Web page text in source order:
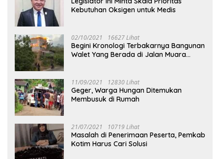
Kebutuhan Oksigen untuk Medis
02/10/2021 16627 Lihat
Begini Kronologi Terbakarnya Bangunan
Walet Yang Berada di Jalan Muara
11/09/2021 12830 Lihat
Geger, Warga Hungan Ditemukan
Membusuk di Rumah
21/07/2021 10719 Lihat
Masalah di Penerimaan Peserta, Pemkab
Kotim Harus Cari Solusi